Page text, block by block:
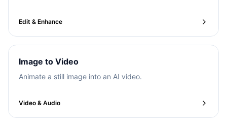
Edit & Enhance
Image to Video
Animate a still image into an AI video.
Video & Audio